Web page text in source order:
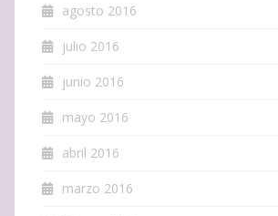
agosto 2016
julio 2016
junio 2016
mayo 2016
abril 2016
marzo 2016